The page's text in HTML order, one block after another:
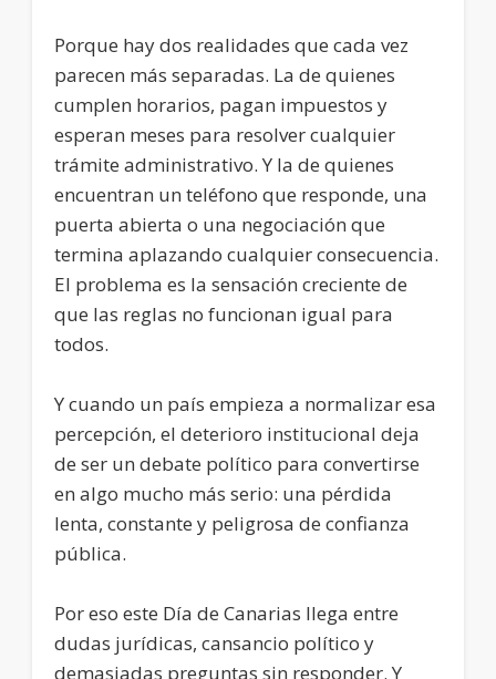
Porque hay dos realidades que cada vez
parecen más separadas. La de quienes
cumplen horarios, pagan impuestos y
esperan meses para resolver cualquier
trámite administrativo. Y la de quienes
encuentran un teléfono que responde, una
puerta abierta o una negociación que
termina aplazando cualquier consecuencia.
El problema es la sensación creciente de
que las reglas no funcionan igual para
todos.
Y cuando un país empieza a normalizar esa
percepción, el deterioro institucional deja
de ser un debate político para convertirse
en algo mucho más serio: una pérdida
lenta, constante y peligrosa de confianza
pública.
Por eso este Día de Canarias llega entre
dudas jurídicas, cansancio político y
demasiadas preguntas sin responder. Y